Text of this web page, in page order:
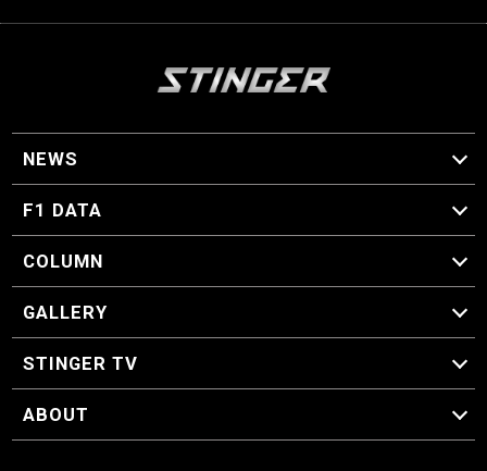
NEWS
F1 ニュース
F1 DATA
F1 日程
F1 データ
COLUMN
マイ・ワンダフル・サーキット
スクーデリア・一方通行
F1に燃え、ゴルフに泣く日々。
スティングくんの部屋
GALLERY
GALLERY
STINGER TV
STINGER TV
ABOUT